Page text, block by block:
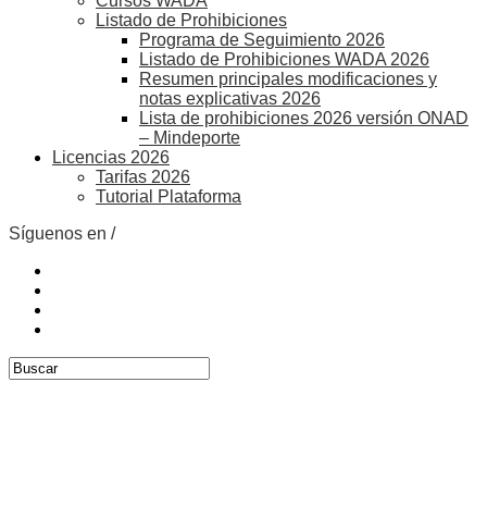
Listado de Prohibiciones
Programa de Seguimiento 2026
Listado de Prohibiciones WADA 2026
Resumen principales modificaciones y
notas explicativas 2026
Lista de prohibiciones 2026 versión ONAD
– Mindeporte
Licencias 2026
Tarifas 2026
Tutorial Plataforma
Síguenos en /